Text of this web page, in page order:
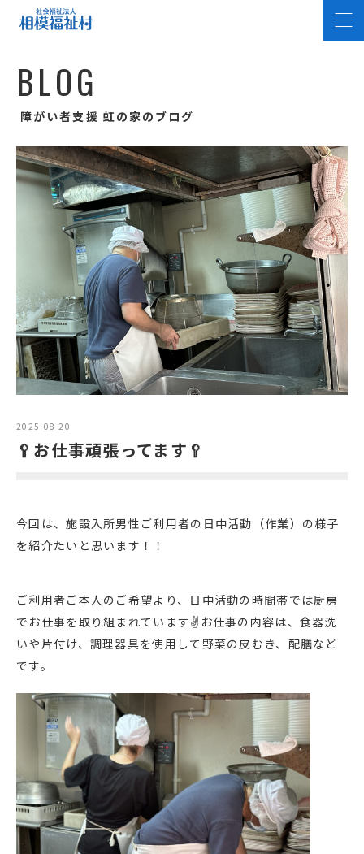
BLOG
障がい者支援 虹の家のブログ
2025-08-20
🥄お仕事頑張ってます🥄
今回は、施設入所男性ご利用者の日中活動（作業）の様子
を紹介たいと思います！！
ご利用者ご本人のご希望より、日中活動の時間帯では厨房
でお仕事を取り組まれています✌お仕事の内容は、食器洗
いや片付け、調理器具を使用して野菜の皮むき、配膳など
です。